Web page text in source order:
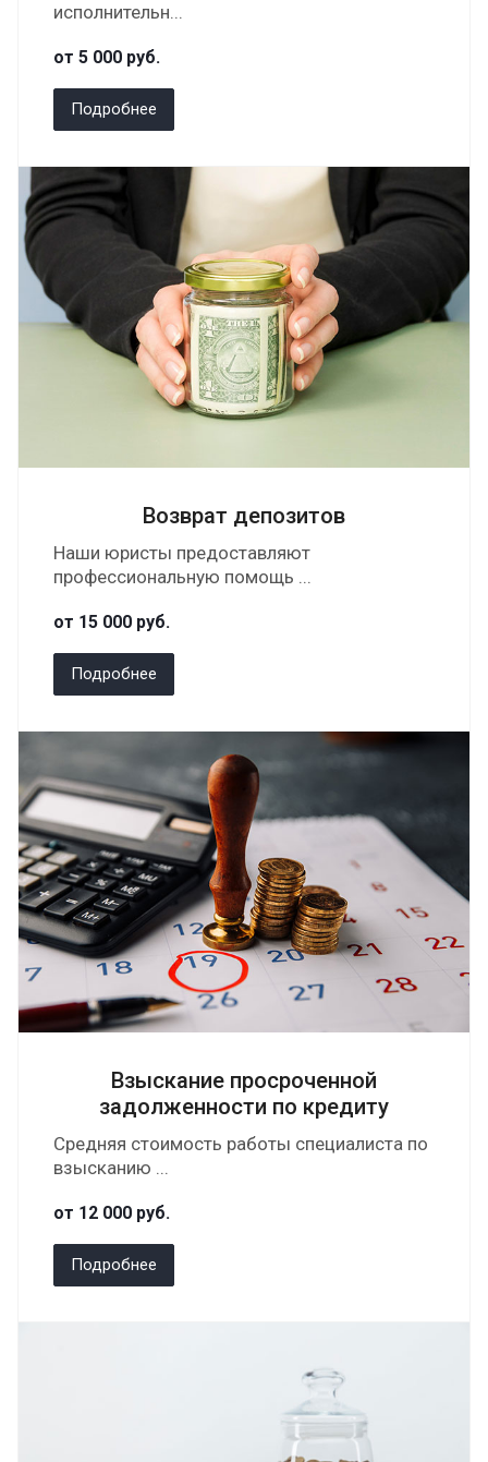
исполнительн...
от 5 000 руб.
Подробнее
Возврат депозитов
Наши юристы предоставляют
профессиональную помощь ...
от 15 000 руб.
Подробнее
Взыскание просроченной
задолженности по кредиту
Средняя стоимость работы специалиста по
взысканию ...
от 12 000 руб.
Подробнее